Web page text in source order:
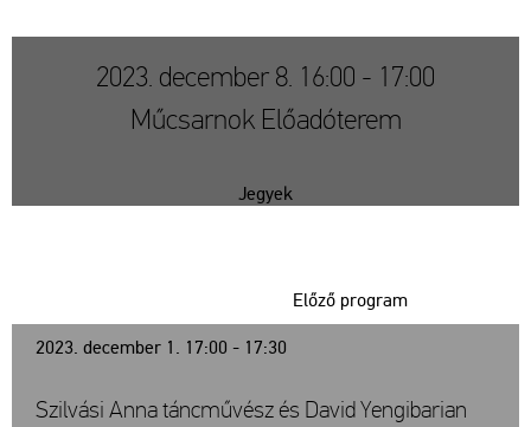
2023. december 8. 16:00 - 17:00
Műcsarnok Előadóterem
Jegyek
2023. december 1. 17:00 - 17:30
Előző program
Szilvási Anna táncművész és David Yengibarian